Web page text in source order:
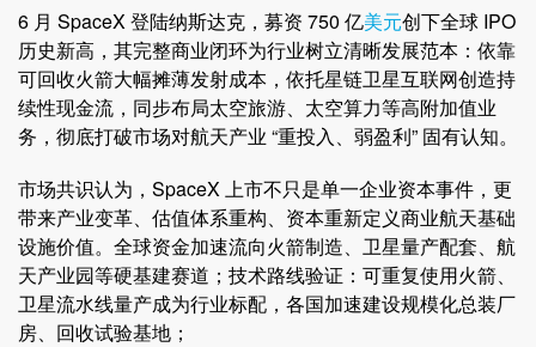
6 月 SpaceX 登陆纳斯达克，募资 750 亿美元创下全球 IPO
历史新高，其完整商业闭环为行业树立清晰发展范本：依靠
可回收火箭大幅摊薄发射成本，依托星链卫星互联网创造持
续性现金流，同步布局太空旅游、太空算力等高附加值业
务，彻底打破市场对航天产业 “重投入、弱盈利” 固有认知。
市场共识认为，SpaceX 上市不只是单一企业资本事件，更
带来产业变革、估值体系重构、资本重新定义商业航天基础
设施价值。全球资金加速流向火箭制造、卫星量产配套、航
天产业园等硬基建赛道；技术路线验证：可重复使用火箭、
卫星流水线量产成为行业标配，各国加速建设规模化总装厂
房、回收试验基地；